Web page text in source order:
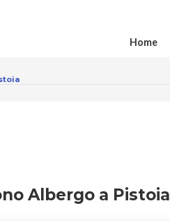
Home
Albergo a Pistoia